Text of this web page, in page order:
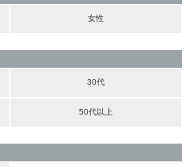
女性
30代
50代以上